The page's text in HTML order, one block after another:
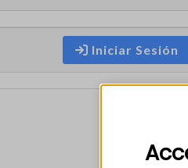
Iniciar Sesión